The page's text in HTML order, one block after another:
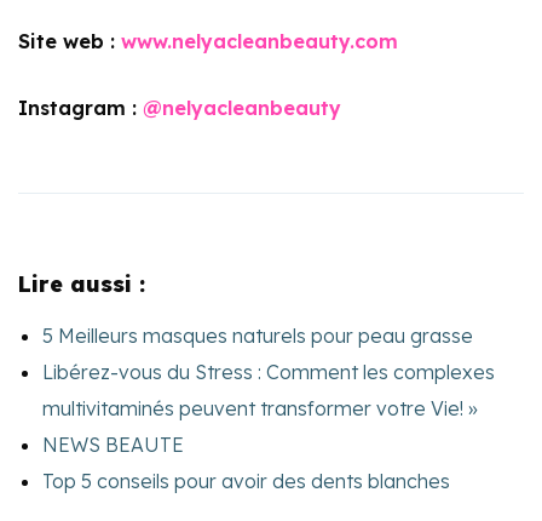
Site web : www.nelyacleanbeauty.com
Instagram : @nelyacleanbeauty
Lire aussi :
5 Meilleurs masques naturels pour peau grasse
Libérez-vous du Stress : Comment les complexes
multivitaminés peuvent transformer votre Vie! »
NEWS BEAUTE
Top 5 conseils pour avoir des dents blanches